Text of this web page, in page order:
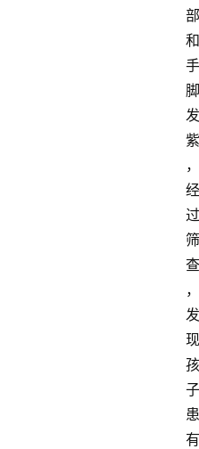
部
和
手
脚
发
紫
，
经
过
筛
查
，
发
现
孩
子
患
有